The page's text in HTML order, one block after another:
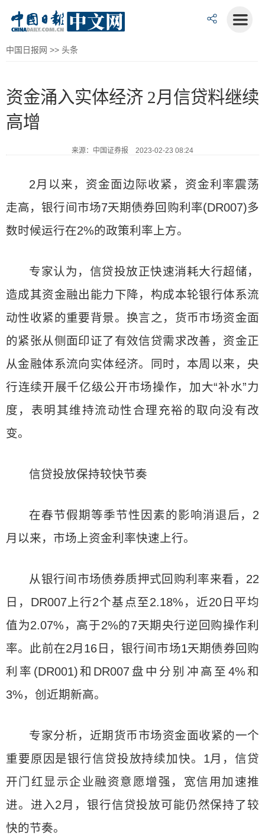
中国日报网 >> 头条
资金涌入实体经济 2月信贷料继续
高增
来源：中国证券报 2023-02-23 08:24
2月以来，资金面边际收紧，资金利率震荡
走高，银行间市场7天期债券回购利率(DR007)多
数时候运行在2%的政策利率上方。
专家认为，信贷投放正快速消耗大行超储，
造成其资金融出能力下降，构成本轮银行体系流
动性收紧的重要背景。换言之，货币市场资金面
的紧张从侧面印证了有效信贷需求改善，资金正
从金融体系流向实体经济。同时，本周以来，央
行连续开展千亿级公开市场操作，加大“补水”力
度，表明其维持流动性合理充裕的取向没有改
变。
信贷投放保持较快节奏
在春节假期等季节性因素的影响消退后，2
月以来，市场上资金利率快速上行。
从银行间市场债券质押式回购利率来看，22
日，DR007上行2个基点至2.18%，近20日平均
值为2.07%，高于2%的7天期央行逆回购操作利
率。此前在2月16日，银行间市场1天期债券回购
利率(DR001)和DR007盘中分别冲高至4%和
3%，创近期新高。
专家分析，近期货币市场资金面收紧的一个
重要原因是银行信贷投放持续加快。1月，信贷
开门红显示企业融资意愿增强，宽信用加速推
进。进入2月，银行信贷投放可能仍然保持了较
快的节奏。